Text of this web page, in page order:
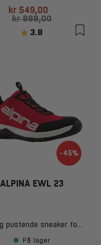
kr 549,00
kr 999,00
Karakter:
3.8 av 5 mulige
-45%
ALPINA EWL 23
Lett og pustende sneaker for hverdagsbruk
På lager